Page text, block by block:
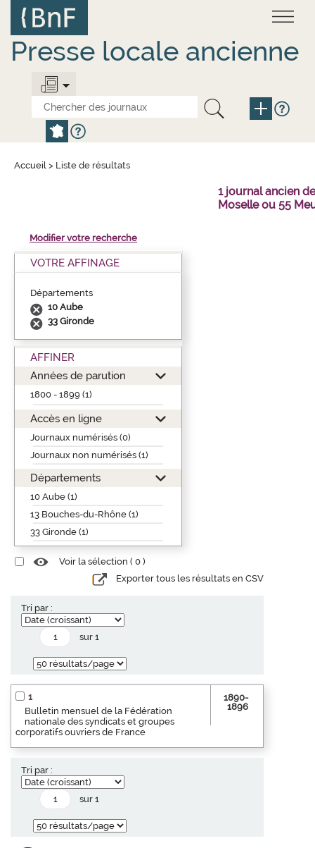
contenu
principal
Presse locale ancienne
Accueil > Liste de résultats
1 journal ancien
Moselle ou 55
Modifier votre recherche
VOTRE AFFINAGE
Départements
10 Aube
33 Gironde
AFFINER
Années de parution
1800 - 1899 (1)
Accès en ligne
Journaux numérisés (0)
Journaux non numérisés (1)
Départements
10 Aube (1)
13 Bouches-du-Rhône (1)
33 Gironde (1)
Voir la sélection ( 0 )
Exporter tous les résultats en CSV
Tri par :
sur 1
1
Bulletin mensuel de la Fédération
nationale des syndicats et groupes
corporatifs ouvriers de France
1890-
1896
Tri par :
sur 1
Panneau de gestion des cookies